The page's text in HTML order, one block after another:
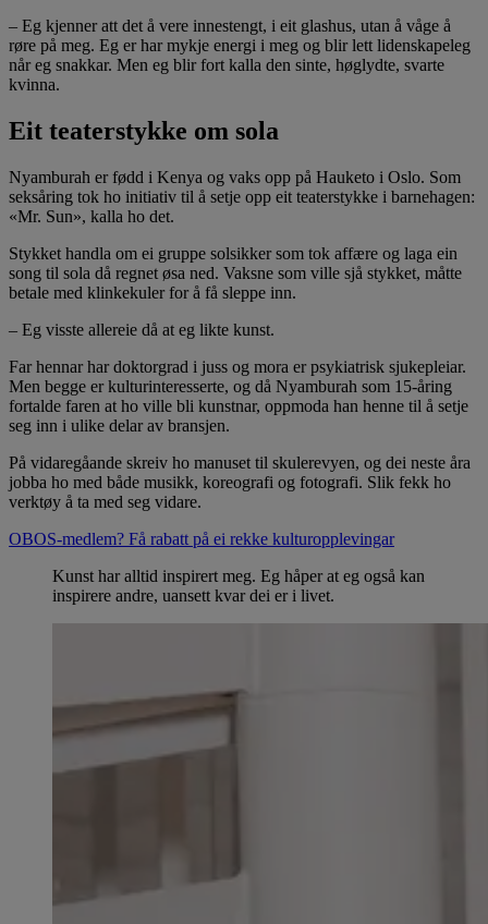
– Eg kjenner att det å vere innestengt, i eit glashus, utan å våge å
røre på meg. Eg er har mykje energi i meg og blir lett lidenskapeleg
når eg snakkar. Men eg blir fort kalla den sinte, høglydte, svarte
kvinna.
Eit teaterstykke om sola
Nyamburah er fødd i Kenya og vaks opp på Hauketo i Oslo. Som
seksåring tok ho initiativ til å setje opp eit teaterstykke i barnehagen:
«Mr. Sun», kalla ho det.
Stykket handla om ei gruppe solsikker som tok affære og laga ein
song til sola då regnet øsa ned. Vaksne som ville sjå stykket, måtte
betale med klinkekuler for å få sleppe inn.
– Eg visste allereie då at eg likte kunst.
Far hennar har doktorgrad i juss og mora er psykiatrisk sjukepleiar.
Men begge er kulturinteresserte, og då Nyamburah som 15-åring
fortalde faren at ho ville bli kunstnar, oppmoda han henne til å setje
seg inn i ulike delar av bransjen.
På vidaregåande skreiv ho manuset til skulerevyen, og dei neste åra
jobba ho med både musikk, koreografi og fotografi. Slik fekk ho
verktøy å ta med seg vidare.
OBOS-medlem? Få rabatt på ei rekke kulturopplevingar
Kunst har alltid inspirert meg. Eg håper at eg også kan
inspirere andre, uansett kvar dei er i livet.